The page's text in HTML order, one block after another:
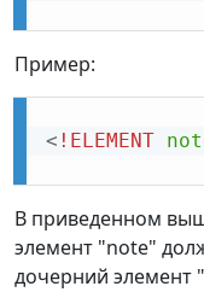
Пример:
< !ELEMENT
В приведенном
элемент "note"
дочерний элемент